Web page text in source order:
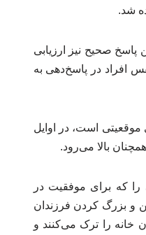
پاسخ صحیح نیز ارزیابی
افراد در پاسخ‌دهی به
است، در اوایل
بالا می‌رود.
که برای موفقیت در
و بزرگ کردن فرزندان
خانه را ترک می‌کنند و